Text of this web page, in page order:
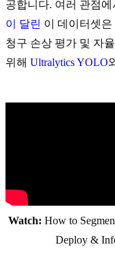
공합니다. 여러 관점
이 달린 이 데이터셋
청구 손상 평가 및 자
위해 Ultralytics YOLO
Watch: How to
Deploy &